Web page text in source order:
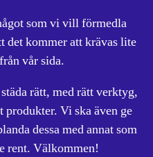
som vi vill förmedla
det kommer att krävas lite
vår sida.
rätt, med rätt verktyg,
Vi ska även ge
dessa med annat som
rent. Välkommen!